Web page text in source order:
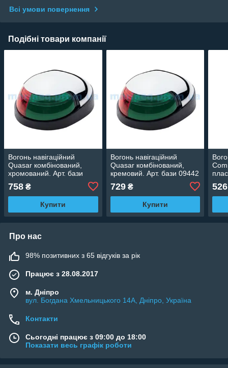
Всі умови повернення
Подібні товари компанії
Вогонь навігаційний
Quasar комбінований,
хромований. Арт. бази
758 ₴
Купити
Вогонь навігаційний
Quasar комбінований,
кремовий. Арт. бази 09442
729₴
Купити
526
Про нас
98% позитивних з 65 відгуків за рік
Працює з 28.08.2017
м. Дніпро
вул. Богдана Хмельницького 14А, Дніпро, Україна
Контакти
Сьогодні працює з 09:00 до 18:00
Показати весь графік роботи